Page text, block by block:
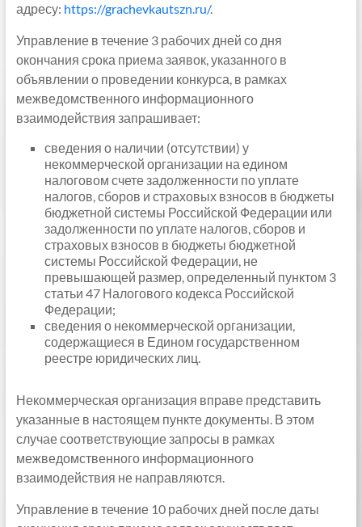
адресу: https://grachevkautszn.ru/.
Управление в течение 3 рабочих дней со дня
окончания срока приема заявок, указанного в
объявлении о проведении конкурса, в рамках
межведомственного информационного
взаимодействия запрашивает:
сведения о наличии (отсутствии) у
некоммерческой организации на едином
налоговом счете задолженности по уплате
налогов, сборов и страховых взносов в бюджеты
бюджетной системы Российской Федерации или
задолженности по уплате налогов, сборов и
страховых взносов в бюджеты бюджетной
системы Российской Федерации, не
превышающей размер, определенный пунктом 3
статьи 47 Налогового кодекса Российской
Федерации;
сведения о некоммерческой организации,
содержащиеся в Едином государственном
реестре юридических лиц.
Некоммерческая организация вправе представить
указанные в настоящем пункте документы. В этом
случае соответствующие запросы в рамках
межведомственного информационного
взаимодействия не направляются.
Управление в течение 10 рабочих дней после даты